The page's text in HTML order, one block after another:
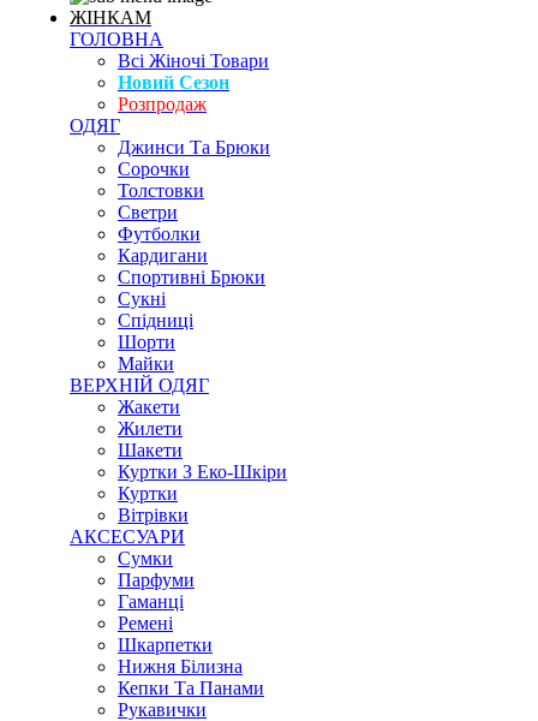
ЖІНКАМ
ГОЛОВНА
Всі Жіночі Товари
Новий Сезон
Розпродаж
ОДЯГ
Джинси Та Брюки
Сорочки
Толстовки
Светри
Футболки
Кардигани
Спортивні Брюки
Сукні
Спідниці
Шорти
Майки
ВЕРХНІЙ ОДЯГ
Жакети
Жилети
Шакети
Куртки З Еко-Шкіри
Куртки
Вітрівки
АКСЕСУАРИ
Сумки
Парфуми
Гаманці
Ремені
Шкарпетки
Нижня Білизна
Кепки Та Панами
Рукавички